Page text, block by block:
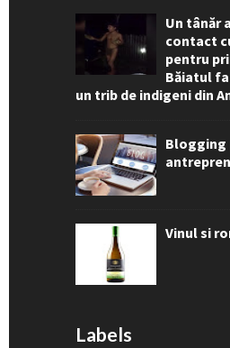
Un tânăr
contact
pentru
Băiatul
un trib de indigeni din
Blogging
Vinul si
Labels